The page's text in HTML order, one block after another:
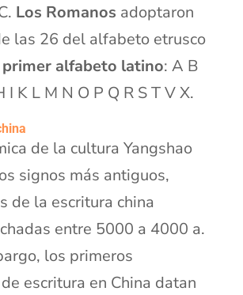
Los Romanos adoptaron
las 26 del alfabeto etrusco
alfabeto latino: A B
I K L M N O P Q R S T V X.
de la cultura Yangshao
signos más antiguos,
de la escritura china
entre 5000 a 4000 a.
los primeros
escritura en China datan